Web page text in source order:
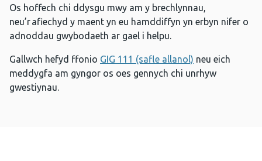
Os hoffech chi ddysgu mwy am y brechlynnau,
neu’r afiechyd y maent yn eu hamddiffyn yn erbyn nifer o
adnoddau gwybodaeth ar gael i helpu.
Gallwch hefyd ffonio GIG 111 (safle allanol) neu eich
meddygfa am gyngor os oes gennych chi unrhyw
gwestiynau.